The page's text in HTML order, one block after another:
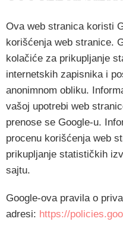
Ova web stranica koristi
korišćenja web stranice.
kolačiće za prikupljanje
internetskih zapisnika i
anonimnom obliku.
vašoj upotrebi web
prenose se Google-u.
procenu korišćenja web
prikupljanje statističkih
sajtu.
Google-ova pravila o
adresi: https://